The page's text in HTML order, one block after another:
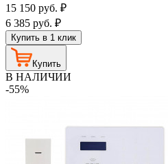
15 150 руб. ₽
6 385 руб. ₽
Купить в 1 клик
Купить
В НАЛИЧИИ
-55%